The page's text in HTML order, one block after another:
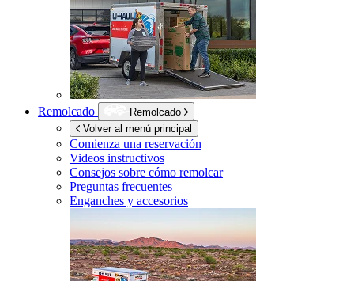
Remolcado
Remolcado
Volver al menú principal
Comienza una reservación
Videos instructivos
Consejos sobre cómo remolcar
Preguntas frecuentes
Enganches y accesorios